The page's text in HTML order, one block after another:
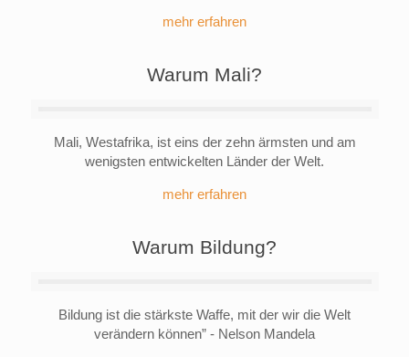
mehr erfahren
Warum Mali?
Mali, Westafrika, ist eins der zehn ärmsten und am
wenigsten entwickelten Länder der Welt.
mehr erfahren
Warum Bildung?
Bildung ist die stärkste Waffe, mit der wir die Welt
verändern können” - Nelson Mandela